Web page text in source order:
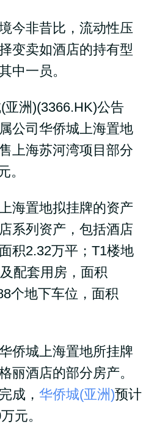
今非昔比，流动性压
变卖如酒店的持有型
中一员。
亚洲)(3366.HK)公告
公司华侨城上海置地
上海苏河湾项目部分
。
海置地拟挂牌的资产
系列资产，包括酒店
积2.32万平；T1楼地
配套用房，面积
个地下车位，面积
侨城上海置地所挂牌
丽酒店的部分房产。
成， 华侨城(亚洲)预计
元。